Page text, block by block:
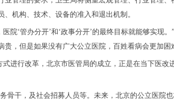
机构、技术、设备的准入和退出机制。
院‘管办分开’和‘政事分开’的最终目标就能够实现。
，但是如果没有广大公立医院，百姓看病会更加困
进行改革，北京市医管局的成立，正是在当下医改
骨干，及社会招募人员等。未来，北京的公立医院